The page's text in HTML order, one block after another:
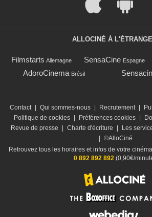
ALLOCINÉ À
Filmstarts Allemagne SensaCine Espagne
AdoroCinema Brésil
Contact Qui sommes-nous Recrutement
Politique de cookies
Préférences cookies
Revue de presse
Charte d'écriture Les
©AlloCiné
Retrouvez tous les horaires et infos de votre
0 892 892 892(0,90€/